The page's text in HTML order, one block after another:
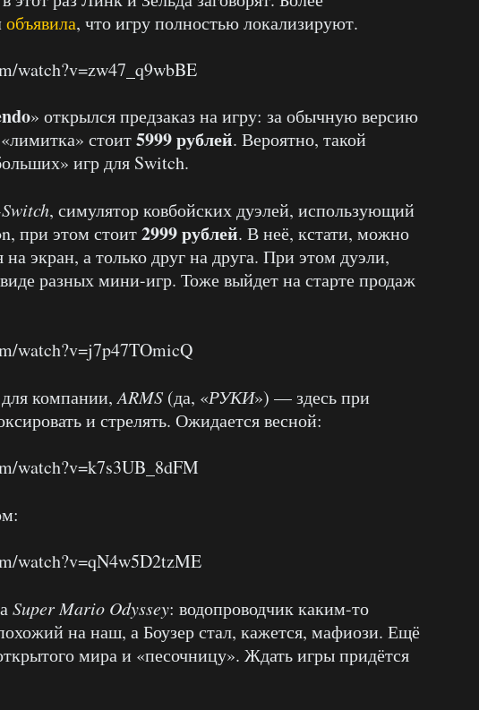
объявила, что игру полностью локализируют.
watch?v=zw47_q9wbBE
» открылся предзаказ на игру: за обычную версию
стоит5999 рублей. Вероятно, такой
игр для Switch.
, симулятор ковбойских дуэлей, использующий
при этом стоит2999 рублей. В неё, кстати, можно
на экран, а только друг на друга. При этом дуэли,
разных мини-игр. Тоже выйдет на старте продаж
watch?v=j7p47TOmicQ
компании,ARMS (да, «РУКИ») — здесь при
и стрелять. Ожидается весной:
watch?v=k7s3UB_8dFM
watch?v=qN4w5D2tzME
Super Mario Odyssey: водопроводчик каким-то
на наш, а Боузер стал, кажется, мафиози. Ещё
мира и «песочницу». Ждать игры придётся